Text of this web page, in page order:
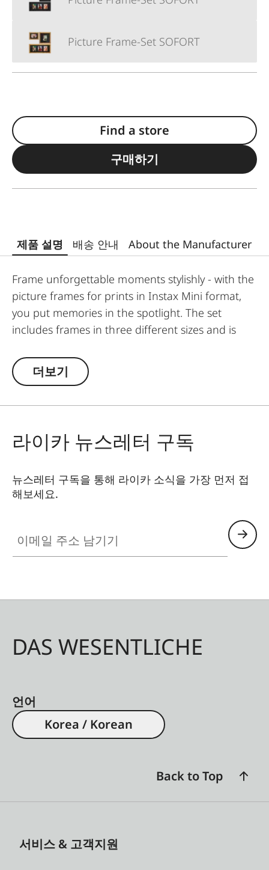
Picture Frame-Set SOFORT
Find a store
구매하기
제품 설명 배송 안내 About the Manufacturer
Frame unforgettable moments stylishly - with the
picture frames for prints in Instax Mini format,
you put memories in the spotlight. The set
includes frames in three different sizes and is
The glass-free wooden frames are each
equipped with passepartouts featuring a subtle
더보기
라이카 뉴스레터 구독
뉴스레터 구독을 통해 라이카 소식을 가장 먼저 접
해보세요.
DAS WESENTLICHE
언어
Korea / Korean
Back to Top
서비스 & 고객지원